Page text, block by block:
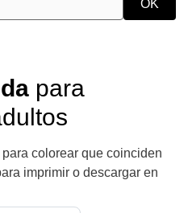
para
colorear que coinciden
imprimir o descargar en